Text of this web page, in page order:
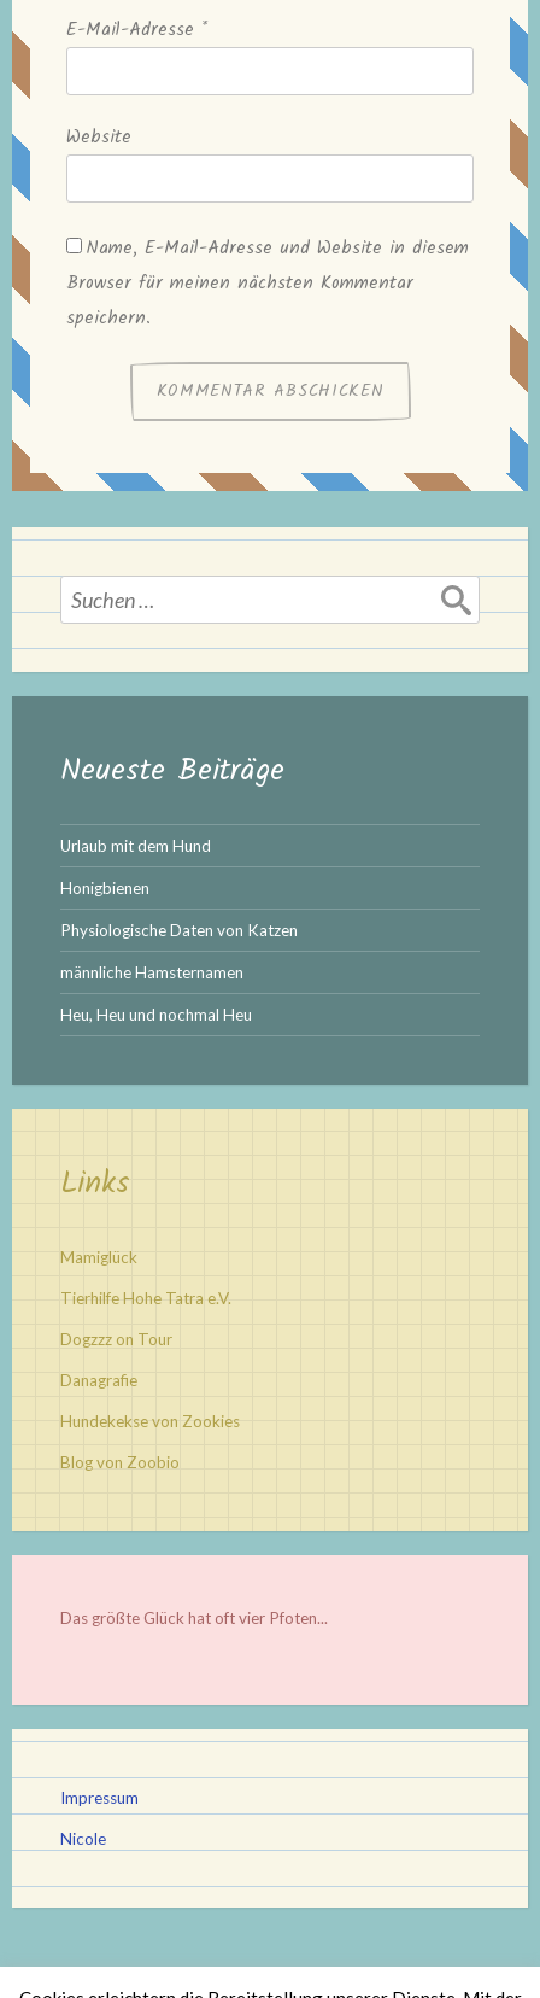
E-Mail-Adresse *
Website
Name, E-Mail-Adresse und Website in diesem
Browser für meinen nächsten Kommentar
speichern.
Suchen
nach:
Neueste Beiträge
Urlaub mit dem Hund
Honigbienen
Physiologische Daten von Katzen
männliche Hamsternamen
Heu, Heu und nochmal Heu
Links
Mamiglück
Tierhilfe Hohe Tatra e.V.
Dogzzz on Tour
Danagrafie
Hundekekse von Zookies
Blog von Zoobio
Das größte Glück hat oft vier Pfoten...
Impressum
Nicole